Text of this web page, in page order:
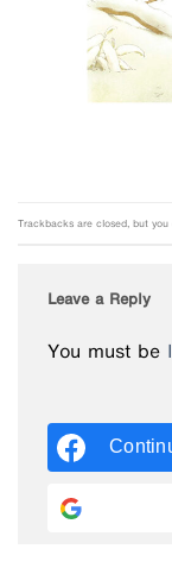
Trackbacks are closed, but
Leave a Reply
You must be